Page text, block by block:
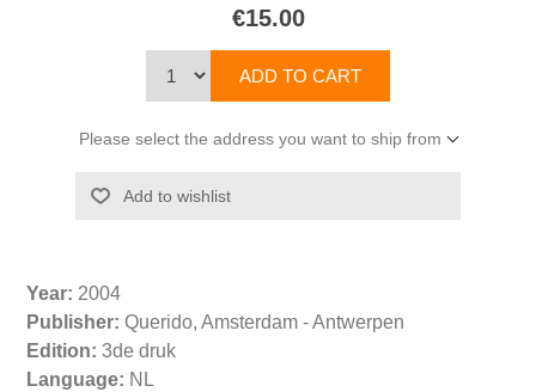
€15.00
Please select the address you want to ship from
Year: 2004
Publisher: Querido, Amsterdam - Antwerpen
Edition: 3de druk
Language: NL